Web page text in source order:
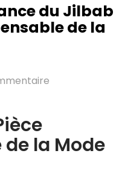
du Jilbab
de la
la Mode